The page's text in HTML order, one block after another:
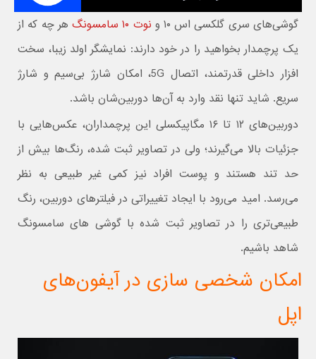
گوشی‌های سری گلکسی اس ۱۰ و نوت ۱۰ سامسونگ
هر چه که از
یک پرچمدار بخواهید را در خود دارند: نمایشگر اولد زیبا، سخت
افزار داخلی قدرتمند، اتصال 5G، امکان شارژ بی‌سیم و شارژ
سریع. شاید تنها نقد وارد به آن‌ها دوربین‌شان باشد.
دوربین‌های ۱۲ تا ۱۶ مگاپیکسلی این پرچمداران، عکس‌هایی با
جزئیات بالا می‌گیرند؛ ولی در تصاویر ثبت شده، رنگ‌ها بیش از
حد تند هستند و پوست افراد نیز کمی غیر طبیعی به نظر
می‌رسد. امید می‌رود با ایجاد تغییراتی در فیلترهای دوربین، رنگ
طبیعی‌تری را در تصاویر ثبت شده با گوشی های سامسونگ
شاهد باشیم.
امکان شخصی سازی در آیفون‌های
اپل